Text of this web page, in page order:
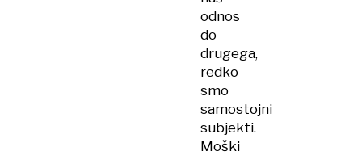
odnos
do
drugega,
redko
smo
samostojni
subjekti.
Moški